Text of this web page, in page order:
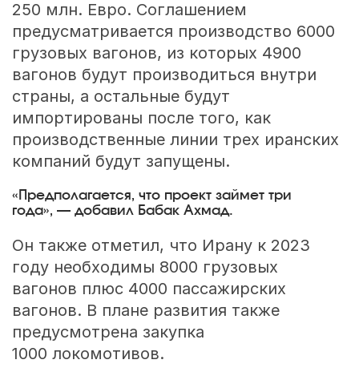
250 млн. Евро. Соглашением
предусматривается производство 6000
грузовых вагонов, из которых 4900
вагонов будут производиться внутри
страны, а остальные будут
импортированы после того, как
производственные линии трех иранских
компаний будут запущены.
«Предполагается, что проект займет три
года», — добавил Бабак Ахмад.
Он также отметил, что Ирану к 2023
году необходимы 8000 грузовых
вагонов плюс 4000 пассажирских
вагонов. В плане развития также
предусмотрена закупка
1000 локомотивов.